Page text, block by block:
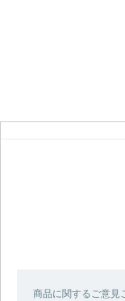
商品に関するご意見